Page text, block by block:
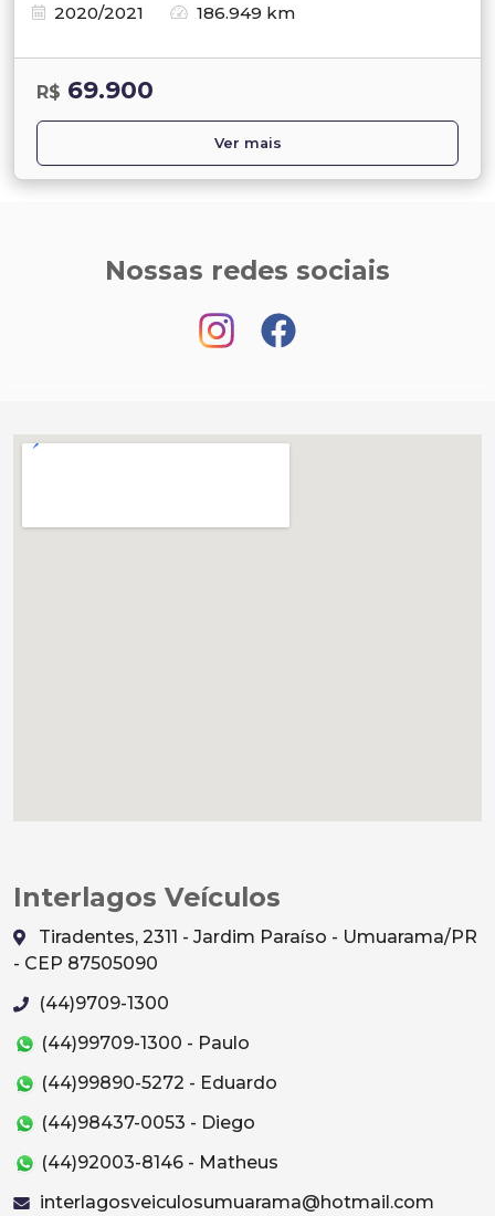
2020/2021
186.949 km
R$ 69.900
Ver mais
Nossas redes sociais
Interlagos Veículos
Tiradentes, 2311 - Jardim Paraíso - Umuarama/PR
- CEP 87505090
(44)9709-1300
(44)99709-1300 - Paulo
(44)99890-5272 - Eduardo
(44)98437-0053 - Diego
(44)92003-8146 - Matheus
interlagosveiculosumuarama@hotmail.com